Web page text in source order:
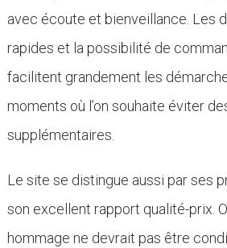
avec écoute et bienveillance. Les
rapides et la possibilité de
facilitent grandement les
moments où l’on souhaite éviter
supplémentaires.
Le site se distingue aussi par ses
son excellent rapport qualité-prix.
hommage ne devrait pas être